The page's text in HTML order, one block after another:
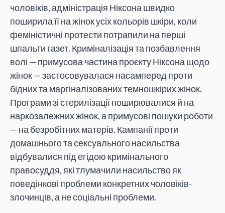
чоловіків, адміністрація Ніксона швидко
поширила її на жінок усіх кольорів шкіри, коли
феміністичні протести потрапили на перші
шпальти газет. Криміналізація та позбавлення
волі — примусова частина проєкту Ніксона щодо
жінок — застосовувалася насамперед проти
бідних та маргіналізованих темношкірих жінок.
Програми зі стерилізації поширювалися й на
наркозалежних жінок, а примусові пошуки роботи
— на безробітних матерів. Кампанії проти
домашнього та сексуального насильства
відбувалися під егідою кримінального
правосуддя, які тлумачили насильство як
поведінкові проблеми конкретних чоловіків-
злочинців, а не соціальні проблеми.